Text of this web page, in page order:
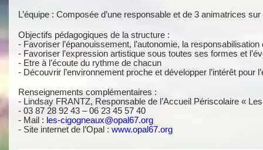
L’équipe : Composée d’une responsable et de 3 animatrices
Objectifs pédagogiques de la structure :
- Favoriser l’épanouissement, l’autonomie, la
- Favoriser l’expression artistique sous toutes ses formes et
- Etre à l’écoute du rythme de chacun
- Découvrir l’environnement proche et développer l’intérêt pour
Renseignements complémentaires :
- Lindsay FRANTZ, Responsable de l’Accueil Périscolaire «
- 03 87 28 92 43 – 06 23 45 57 40
- Mail : les-cigogneaux@opal67.org
- Site internet de l’Opal : www.opal67.org